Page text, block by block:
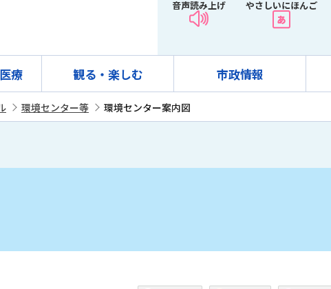
音声読み上げ やさしいにほんご
療 観る・楽しむ 市政情報
環境センター等 環境センター案内図